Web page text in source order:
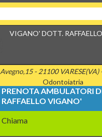
VIGANO' DOTT.
Avegno,15 - 21100 VARESE(VA)
Odontoiatria
PRENOTA AMBULATORI
RAFFAELLO VIGANO'
Chiama